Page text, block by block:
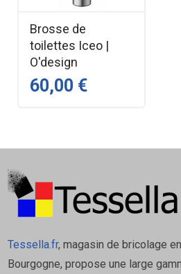
Brosse de
toilettes Iceo |
O'design
60,00 €
Tessella.fr, magasin de bricolage
Bourgogne, propose une large